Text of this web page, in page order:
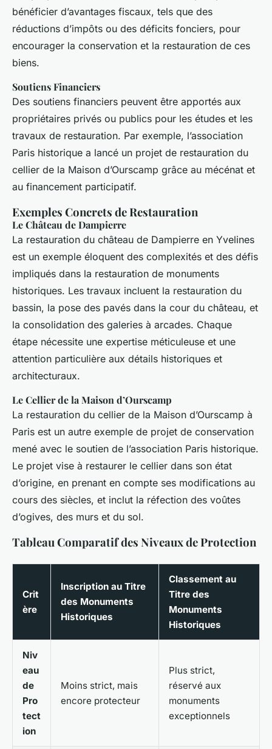
bénéficier d’avantages fiscaux, tels que des
réductions d’impôts ou des déficits fonciers, pour
encourager la conservation et la restauration de ces
biens.
Soutiens Financiers
Des soutiens financiers peuvent être apportés aux
propriétaires privés ou publics pour les études et les
travaux de restauration. Par exemple, l’association
Paris historique a lancé un projet de restauration du
cellier de la Maison d’Ourscamp grâce au mécénat et
au financement participatif.
Exemples Concrets de Restauration
Le Château de Dampierre
La restauration du château de Dampierre en Yvelines
est un exemple éloquent des complexités et des défis
impliqués dans la restauration de monuments
historiques. Les travaux incluent la restauration du
bassin, la pose des pavés dans la cour du château, et
la consolidation des galeries à arcades. Chaque
étape nécessite une expertise méticuleuse et une
attention particulière aux détails historiques et
architecturaux.
Le Cellier de la Maison d’Ourscamp
La restauration du cellier de la Maison d’Ourscamp à
Paris est un autre exemple de projet de conservation
mené avec le soutien de l’association Paris historique.
Le projet vise à restaurer le cellier dans son état
d’origine, en prenant en compte ses modifications au
cours des siècles, et inclut la réfection des voûtes
d’ogives, des murs et du sol.
Tableau Comparatif des Niveaux de Protection
Crit
ère
Inscription au Titre
des Monuments
Historiques
Classement au
Titre des
Monuments
Historiques
Niv
eau
de
Pro
tect
ion
Moins strict, mais
encore protecteur
Plus strict,
réservé aux
monuments
exceptionnels